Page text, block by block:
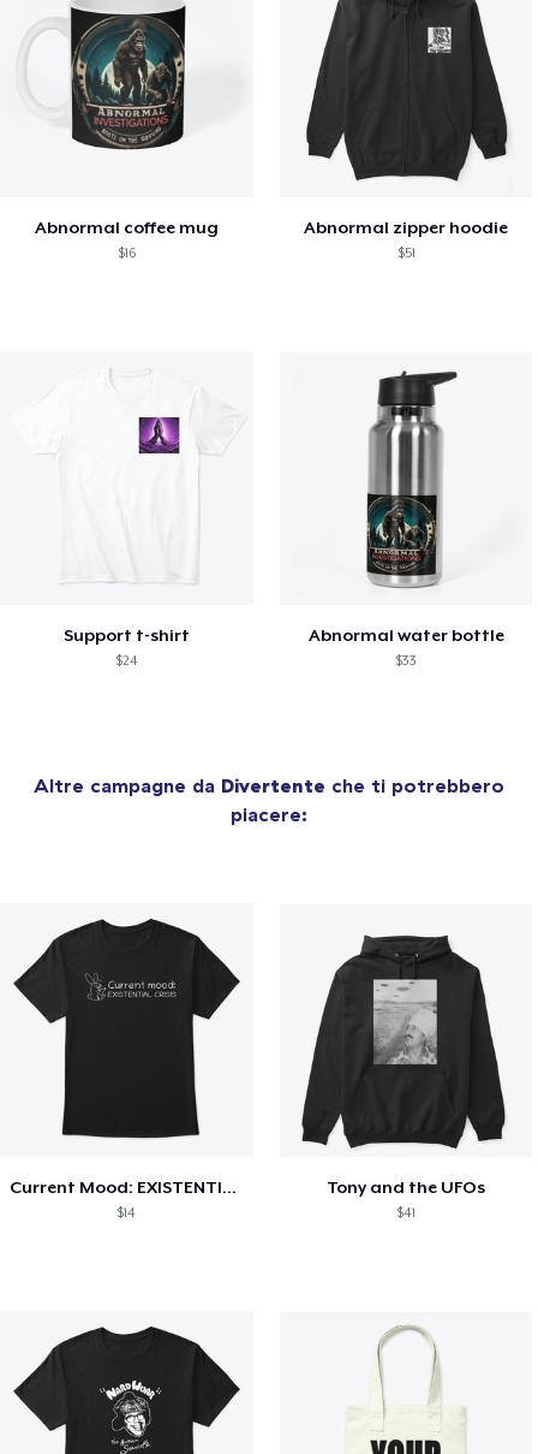
Abnormal coffee mug
$16
Abnormal zipper hoodie
$51
Support t-shirt
$24
Abnormal water bottle
$33
Altre campagne da Divertente che ti potrebbero
piacere:
Current Mood: EXISTENTIAL CRISIS
$14
Tony and the UFOs
$41